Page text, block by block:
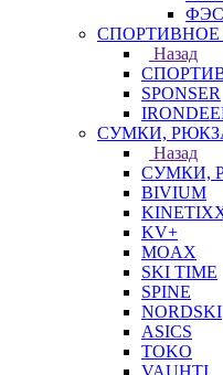
Назад
SPONSER
СУМКИ,
Назад
СУМКИ,
BIVIUM
KV+
MOAX
SKI TIME
SPINE
NORDSKI
ASICS
TOKO
VAUHTI